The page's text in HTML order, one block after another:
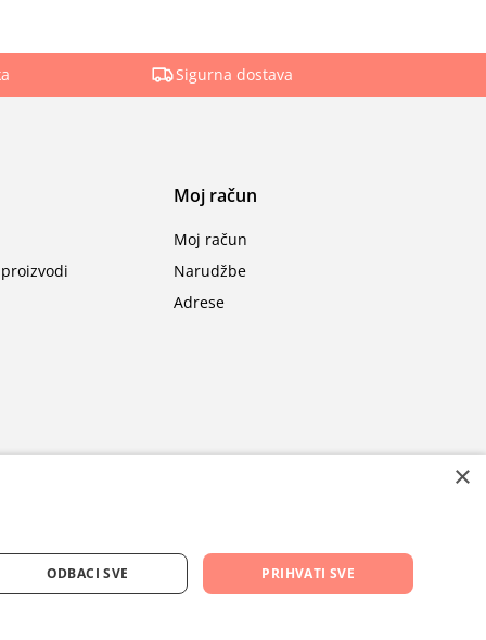
Sigurna dostava
Moj račun
Moj račun
Narudžbe
Adrese
×
PRIHVATI SVE
ODBACI SVE